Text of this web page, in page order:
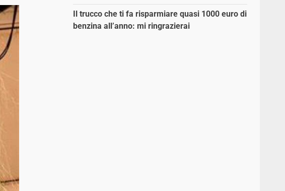
Il trucco che ti fa risparmiare quasi 1000 euro di
benzina all’anno: mi ringrazierai